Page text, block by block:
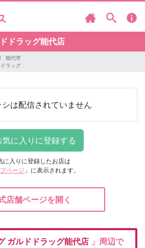
ドラッグ能代店
能代市
ラッグ
は配信されていません
に入りに登録したお店は
ページ 」に表示されます。
店舗ページを開く
ガルドドラッグ能代店 」周辺で